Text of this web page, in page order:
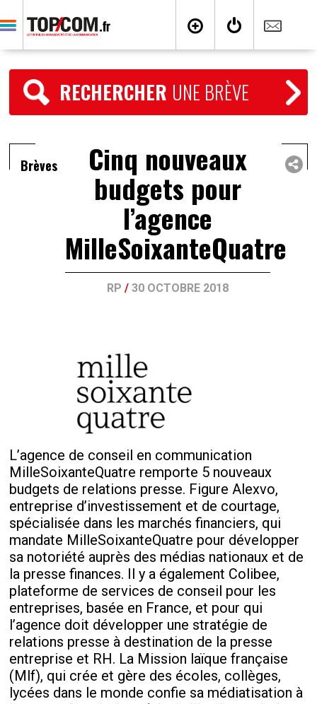
RECHERCHER UNE BRÈVE
Brèves Cinq nouveaux
budgets pour
l’agence
MilleSoixanteQuatre
RP / 30 OCTOBRE 2018
L’agence de conseil en communication
MilleSoixanteQuatre remporte 5 nouveaux
budgets de relations presse. Figure Alexvo,
entreprise d’investissement et de courtage,
spécialisée dans les marchés financiers, qui
mandate MilleSoixanteQuatre pour développer
sa notoriété auprès des médias nationaux et de
la presse finances. Il y a également Colibee,
plateforme de services de conseil pour les
entreprises, basée en France, et pour qui
l’agence doit développer une stratégie de
relations presse à destination de la presse
entreprise et RH. La Mission laïque française
(Mlf), qui crée et gère des écoles, collèges,
lycées dans le monde confie sa médiatisation à